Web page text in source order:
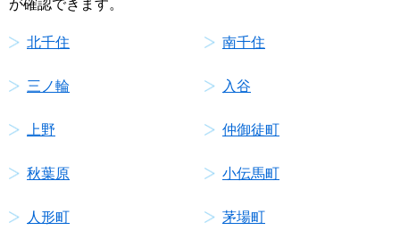
が確認できます。
北千住 南千住
三ノ輪 入谷
上野 仲御徒町
秋葉原 小伝馬町
人形町 茅場町